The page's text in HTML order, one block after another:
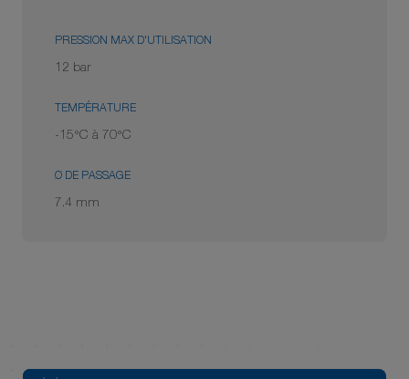
PRESSION MAX D'UTILISATION
12 bar
TEMPÉRATURE
-15°C à 70°C
Ø DE PASSAGE
7.4 mm